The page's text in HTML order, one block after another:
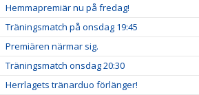
Hemmapremiär nu på fredag!
Träningsmatch på onsdag 19:45
Premiären närmar sig.
Träningsmatch onsdag 20:30
Herrlagets tränarduo förlänger!